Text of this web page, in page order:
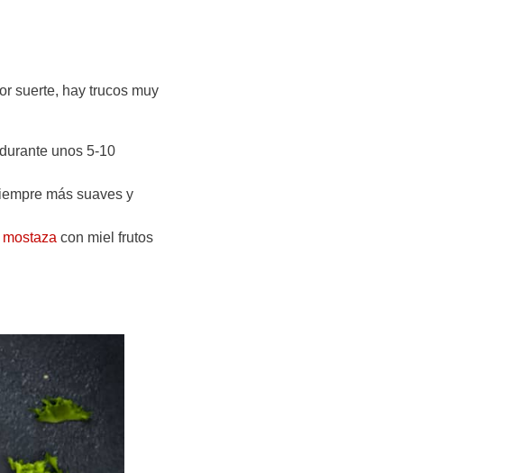
suerte, hay trucos muy
unos 5-10
más suaves y
con miel frutos